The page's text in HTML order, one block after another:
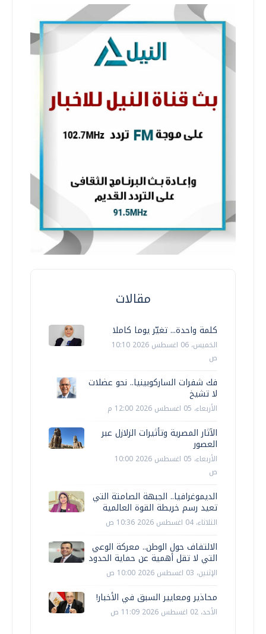
مقالات
كلمة واحدة... تغيّر يوما كاملا
الخميس، 06 اغسطس 2026 10:10
ص
فك شفرات الساركوبينيا.. نحو عضلات
لا تشيخ
الأربعاء، 05 اغسطس 2026 12:00 م
الآثار المصرية وتأثيرات الزلازل عبر
العصور
الأربعاء، 05 اغسطس 2026 10:00
ص
الديموغرافيا.. الجبهة الصامتة التي
تعيد رسم خريطة القوة العالمية
الثلاثاء، 04 اغسطس 2026 10:36 ص
الالتفاف حول الوطن.. معركة الوعي
التي لا تقل أهمية عن حماية الحدود
الإثنين، 03 اغسطس 2026 10:00 ص
محاذير ومعايير السبق في الأخبار!
الأحد، 02 اغسطس 2026 11:09 ص